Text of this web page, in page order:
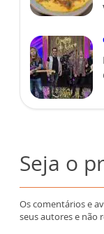
Seja o
Os comentários e
seus autores e não